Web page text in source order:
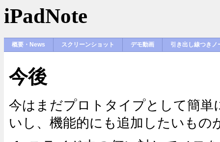
iPadNote
概要・news スクリーンショット デモ動画 引き出し線つきノ
今後
今はまだプロトタイプとして簡
いし、機能的にも追加したいもの